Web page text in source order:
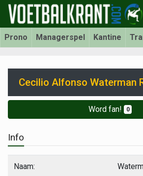
Prono Managerspel Kantine
Cecilio Alfonso Waterman
Word fan! 0
Info
Naam: